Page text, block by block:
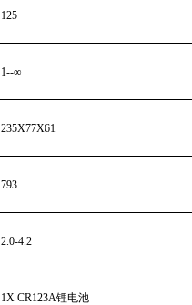
125
1--∞
235X77X61
793
2.0-4.2
1X CR123A锂电池